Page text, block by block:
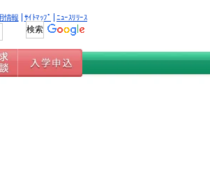
情報 ｻｲﾄﾏｯﾌﾟ ﾆｭｰｽﾘﾘｰｽ